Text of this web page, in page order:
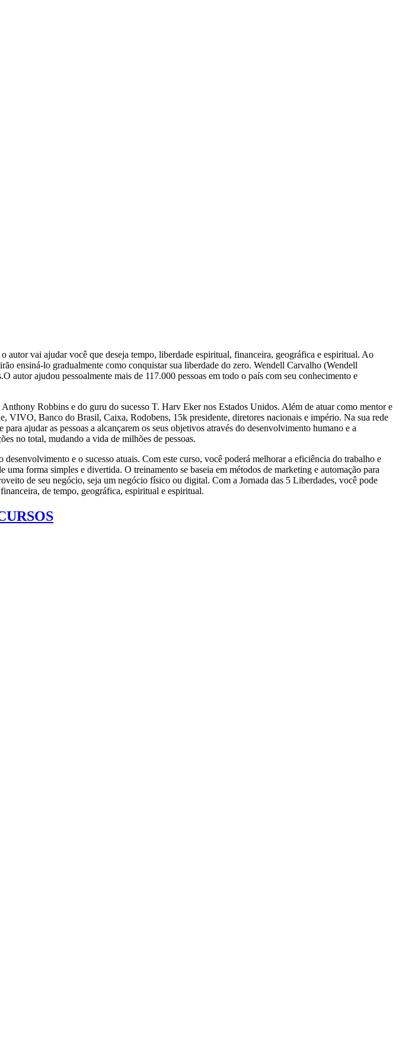
vai ajudar você que deseja tempo, liberdade espiritual, financeira, geográfica e espiritual. Ao
ensiná-lo gradualmente como conquistar sua liberdade do zero. Wendell Carvalho (Wendell
autor ajudou pessoalmente mais de 117.000 pessoas em todo o país com seu conhecimento e
Robbins e do guru do sucesso T. Harv Eker nos Estados Unidos. Além de atuar como mentor e
VIVO, Banco do Brasil, Caixa, Rodobens, 15k presidente, diretores nacionais e império. Na sua rede
ajudar as pessoas a alcançarem os seus objetivos através do desenvolvimento humano e a
no total, mudando a vida de milhões de pessoas.
e o sucesso atuais. Com este curso, você poderá melhorar a eficiência do trabalho e
forma simples e divertida. O treinamento se baseia em métodos de marketing e automação para
de seu negócio, seja um negócio físico ou digital. Com a Jornada das 5 Liberdades, você pode
de tempo, geográfica, espiritual e espiritual.